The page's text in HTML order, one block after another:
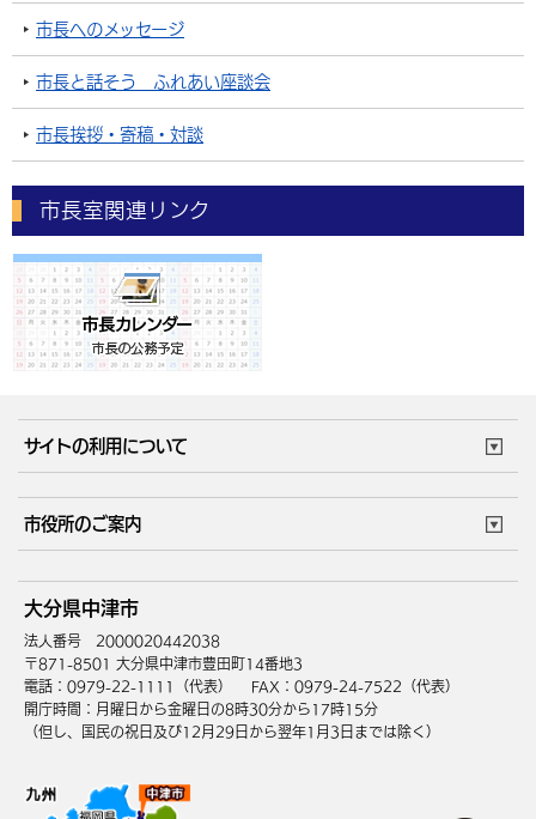
市長へのメッセージ
市長と話そう ふれあい座談会
市長挨拶・寄稿・対談
市長室関連リンク
サイトの利用について
サイトマップ
市役所のご案内
庁舎地図 組織案内
中津市へのアクセス
大分県中津市
法人番号 2000020442038
〒871-8501 大分県中津市豊田町14番地3
電話：0979-22-1111（代表）
FAX：0979-24-7522（代表）
開庁時間：月曜日から金曜日の8時30分から17時15分
（但し、国民の祝日及び12月29日から翌年1月3日までは除く）